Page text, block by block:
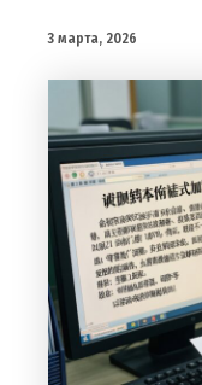
3 марта, 2026